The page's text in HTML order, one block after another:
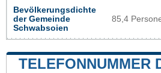
Bevölkerungsdichte
der Gemeinde
Schwabsoien
85,4
TELEFONNUMMER